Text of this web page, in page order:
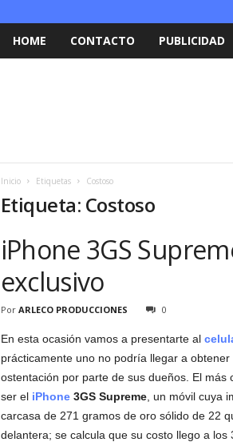
HOME CONTACTO PUBLICIDAD
Inicio Etiquetas Costoso
Etiqueta: Costoso
iPhone 3GS
exclusivo
Por ARLECO PRODUCCIONES 0
En esta ocasión vamos a presentarte al
prácticamente uno no podría llegar a
ostentación por parte de sus dueños. El
ser el iPhone3GS Supreme, un móvil cuya
carcasa de 271 gramos de oro sólido de 22
delantera; se calcula que su costo llego a los